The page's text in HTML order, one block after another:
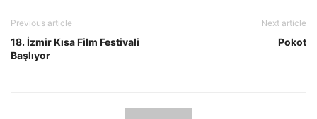
Previous article
18. İzmir Kısa Film Festivali
Başlıyor
Next article
Pokot